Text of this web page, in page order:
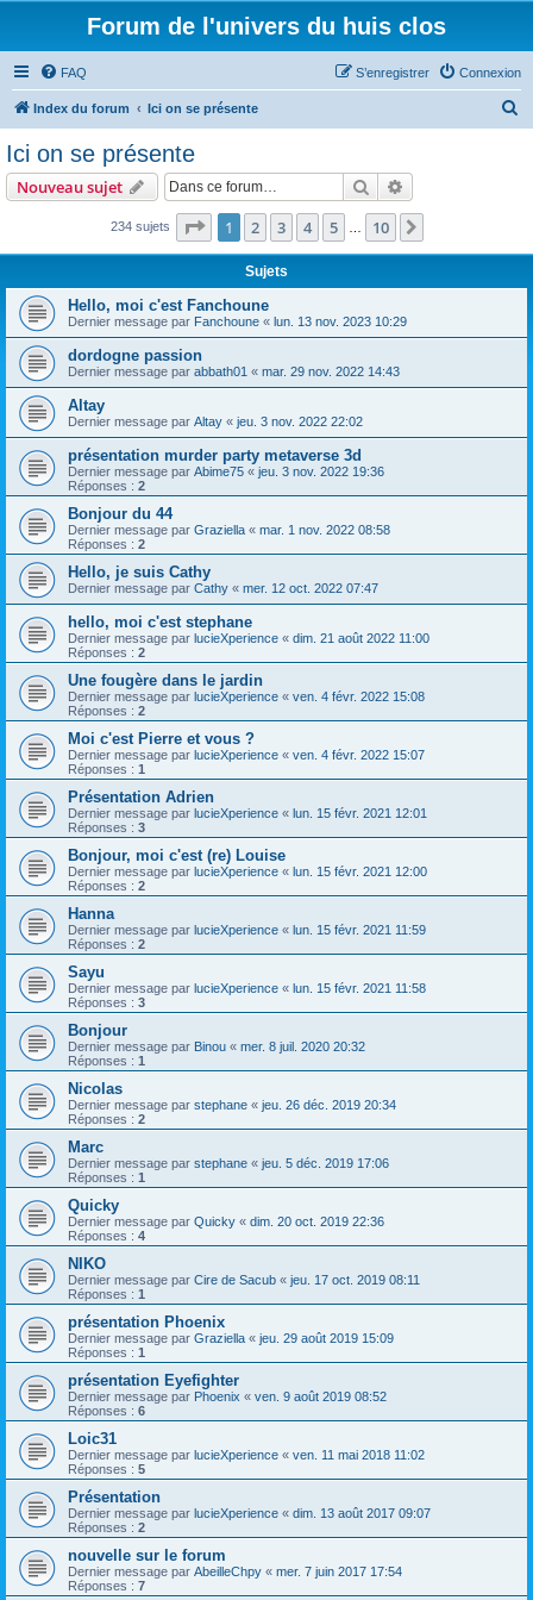
Forum de l'univers du huis clos
FAQ Connexion
S’enregistrer
Index du forum Ici on se présente
e
Ici on se présente
Nouveau sujet Rechercher
234 sujets Page 1sur10
1 2 3 4 5 10
Sujets
Hello, moi c'est Fanchoune
Dernier message par Fanchoune « lun. 13 nov. 2023 10:29
dordogne passion
Dernier message par abbath01 « mar. 29 nov. 2022 14:43
Altay
Dernier message par Altay « jeu. 3 nov. 2022 22:02
présentation murder party metaverse 3d
Dernier message par Abime75 « jeu. 3 nov. 2022 19:36
Réponses : 2
Bonjour du 44
Dernier message par Graziella « mar. 1 nov. 2022 08:58
Réponses : 2
Hello, je suis Cathy
Dernier message par Cathy « mer. 12 oct. 2022 07:47
hello, moi c'est stephane
Dernier message par lucieXperience « dim. 21 août 2022 11:00
Réponses : 2
Une fougère dans le jardin
Dernier message par lucieXperience « ven. 4 févr. 2022 15:08
Réponses : 2
Moi c'est Pierre et vous ?
Dernier message par lucieXperience « ven. 4 févr. 2022 15:07
Réponses : 1
Présentation Adrien
Dernier message par lucieXperience « lun. 15 févr. 2021 12:01
Réponses : 3
Bonjour, moi c'est (re) Louise
Dernier message par lucieXperience « lun. 15 févr. 2021 12:00
Réponses : 2
Hanna
Dernier message par lucieXperience « lun. 15 févr. 2021 11:59
Réponses : 2
Sayu
Dernier message par lucieXperience « lun. 15 févr. 2021 11:58
Réponses : 3
Bonjour
Dernier message par Binou « mer. 8 juil. 2020 20:32
Réponses : 1
Nicolas
Dernier message par stephane « jeu. 26 déc. 2019 20:34
Réponses : 2
Marc
Dernier message par stephane « jeu. 5 déc. 2019 17:06
Réponses : 1
Quicky
Dernier message par Quicky « dim. 20 oct. 2019 22:36
Réponses : 4
NIKO
Dernier message par Cire de Sacub « jeu. 17 oct. 2019 08:11
Réponses : 1
présentation Phoenix
Dernier message par Graziella « jeu. 29 août 2019 15:09
Réponses : 1
présentation Eyefighter
Dernier message par Phoenix « ven. 9 août 2019 08:52
Réponses : 6
Loic31
Dernier message par lucieXperience « ven. 11 mai 2018 11:02
Réponses : 5
Présentation
Dernier message par lucieXperience « dim. 13 août 2017 09:07
Réponses : 2
nouvelle sur le forum
Dernier message par AbeilleChpy « mer. 7 juin 2017 17:54
Réponses : 7